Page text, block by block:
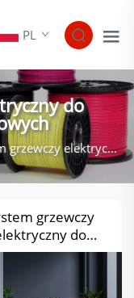
PL
do
elektryczny do zastosowań domowych
grzewczy
do
domowych